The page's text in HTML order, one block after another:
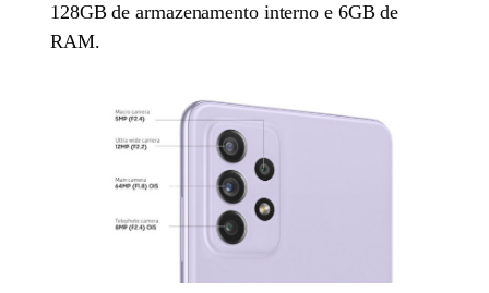
128GB de armazenamento interno e 6GB de
RAM.